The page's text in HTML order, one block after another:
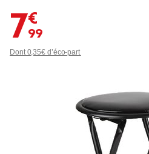
7,99 €
Dont 0,35€ d’éco-part